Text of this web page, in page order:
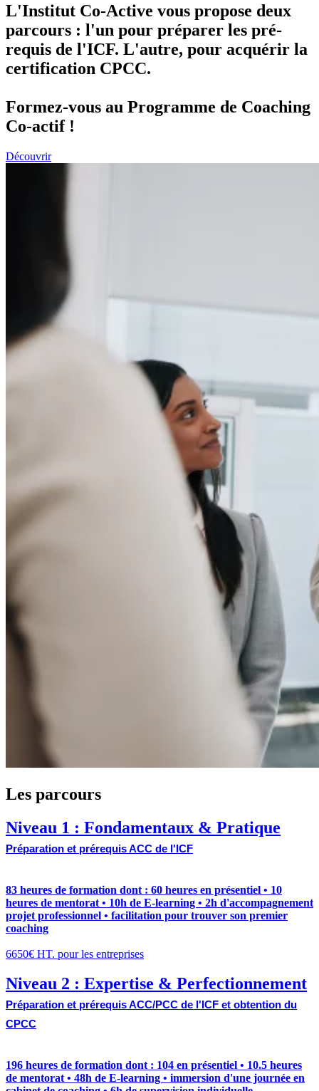
L'Institut Co-Active vous propose deux
parcours : l'un pour préparer les pré-
requis de l'ICF. L'autre, pour acquérir la
certification CPCC.
Formez-vous au Programme de Coaching
Co-actif !
Découvrir
Les parcours
Niveau 1 : Fondamentaux & Pratique
Préparation et prérequis ACC de l'ICF
83 heures de formation dont : 60 heures en présentiel • 10
heures de mentorat • 10h de E-learning • 2h d'accompagnement
projet professionnel • facilitation pour trouver son premier
coaching
6650€ HT. pour les entreprises
Niveau 2 : Expertise & Perfectionnement
Préparation et prérequis ACC/PCC de l'ICF et obtention du
CPCC
196 heures de formation dont : 104 en présentiel • 10.5 heures
de mentorat • 48h de E-learning • immersion d'une journée en